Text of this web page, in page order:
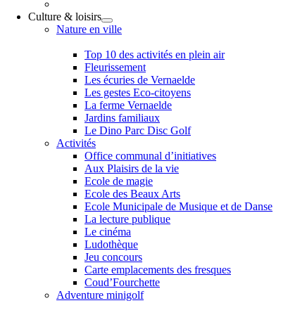
Culture & loisirs
Nature en ville
Top 10 des activités en plein air
Fleurissement
Les écuries de Vernaelde
Les gestes Eco-citoyens
La ferme Vernaelde
Jardins familiaux
Le Dino Parc Disc Golf
Activités
Office communal d’initiatives
Aux Plaisirs de la vie
Ecole de magie
Ecole des Beaux Arts
Ecole Municipale de Musique et de Danse
La lecture publique
Le cinéma
Ludothèque
Jeu concours
Carte emplacements des fresques
Coud’Fourchette
Adventure minigolf